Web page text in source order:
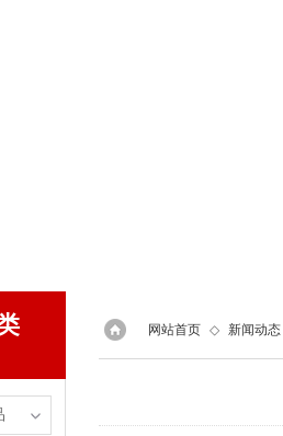
网站首页 ◇ 新闻动态